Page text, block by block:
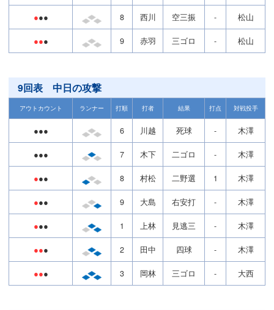
●●● 8 西川 空三振 - 松山
●●● 9 赤羽 三ゴロ - 松山
9回表 中日の攻撃
アウトカウント ランナー 打順 打者 結果 打点 対戦投手
●●● 6 川越 死球 - 木澤
●●● 7 木下 二ゴロ - 木澤
●●● 8 村松 二野選 1 木澤
●●● 9 大島 右安打 - 木澤
●●● 1 上林 見逃三 - 木澤
●●● 2 田中 四球 - 木澤
●●● 3 岡林 三ゴロ - 大西